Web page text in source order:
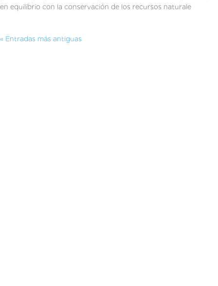
en equilibrio con la conservación de los recursos naturale
« Entradas más antiguas